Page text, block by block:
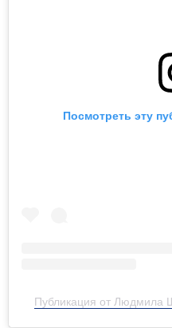
Посмотреть эту
Публикация от Людмила